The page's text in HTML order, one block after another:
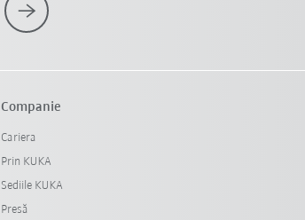
Companie
Cariera
Prin KUKA
Sediile KUKA
Presă